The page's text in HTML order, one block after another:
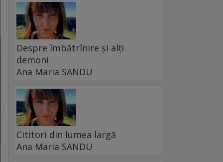
Despre îmbătrînire și alți
demoni
Ana Maria SANDU
Cititori din lumea largă
Ana Maria SANDU